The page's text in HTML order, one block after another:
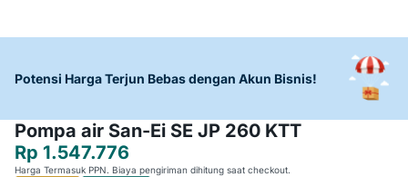
Potensi Harga Terjun Bebas dengan Akun Bisnis!
Pompa air San-Ei SE JP 260 KTT
Rp 1.547.776
Harga Termasuk PPN. Biaya pengiriman dihitung saat checkout.